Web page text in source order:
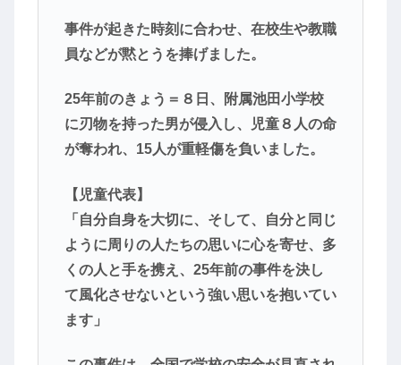
事件が起きた時刻に合わせ、在校生や教職
員などが黙とうを捧げました。
25年前のきょう＝８日、附属池田小学校
に刃物を持った男が侵入し、児童８人の命
が奪われ、15人が重軽傷を負いました。
【児童代表】
「自分自身を大切に、そして、自分と同じ
ように周りの人たちの思いに心を寄せ、多
くの人と手を携え、25年前の事件を決し
て風化させないという強い思いを抱いてい
ます」